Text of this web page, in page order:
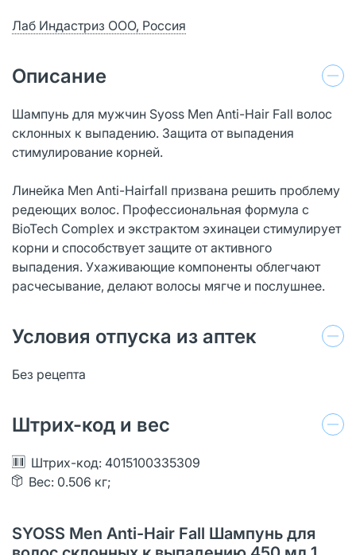
Лаб Индастриз ООО, Россия
Описание
Шампунь для мужчин Syoss Men Anti-Hair Fall волос
склонных к выпадению. Защита от выпадения
стимулирование корней.
Линейка Men Anti-Hairfall призвана решить проблему
редеющих волос. Профессиональная формула с
BioTech Complex и экстрактом эхинацеи стимулирует
корни и способствует защите от активного
выпадения. Ухаживающие компоненты облегчают
расчесывание, делают волосы мягче и послушнее.
Условия отпуска из аптек
Без рецепта
Штрих-код и вес
Штрих-код: 4015100335309
Вес: 0.506 кг;
SYOSS Men Anti-Hair Fall Шампунь для